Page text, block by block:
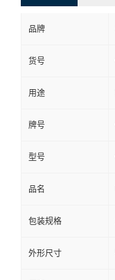
品牌
货号
用途
牌号
型号
品名
包装规格
外形尺寸